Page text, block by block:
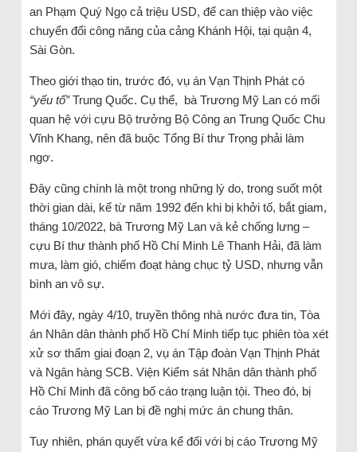
an Phạm Quý Ngọ cả triệu USD, để can thiệp vào việc
chuyển đổi công năng của cảng Khánh Hội, tại quận 4,
Sài Gòn.
Theo giới thạo tin, trước đó, vụ án Vạn Thịnh Phát có
“yếu tố”Trung Quốc. Cụ thể, bà Trương Mỹ Lan có mối
quan hệ với cựu Bộ trưởng Bộ Công an Trung Quốc Chu
Vĩnh Khang, nên đã buộc Tổng Bí thư Trọng phải làm
ngơ.
Đây cũng chính là một trong những lý do, trong suốt một
thời gian dài, kể từ năm 1992 đến khi bị khởi tố, bắt giam,
tháng 10/2022, bà Trương Mỹ Lan và kẻ chống lưng –
cựu Bí thư thành phố Hồ Chí Minh Lê Thanh Hải, đã làm
mưa, làm gió, chiếm đoạt hàng chục tỷ USD, nhưng vẫn
bình an vô sự.
Mới đây, ngày 4/10, truyền thông nhà nước đưa tin, Tòa
án Nhân dân thành phố Hồ Chí Minh tiếp tục phiên tòa xét
xử sơ thẩm giai đoạn 2, vụ án Tập đoàn Vạn Thịnh Phát
và Ngân hàng SCB. Viện Kiểm sát Nhân dân thành phố
Hồ Chí Minh đã công bố cáo trạng luận tội. Theo đó, bị
cáo Trương Mỹ Lan bị đề nghị mức án chung thân.
Tuy nhiên, phán quyết vừa kể đối với bị cáo Trương Mỹ